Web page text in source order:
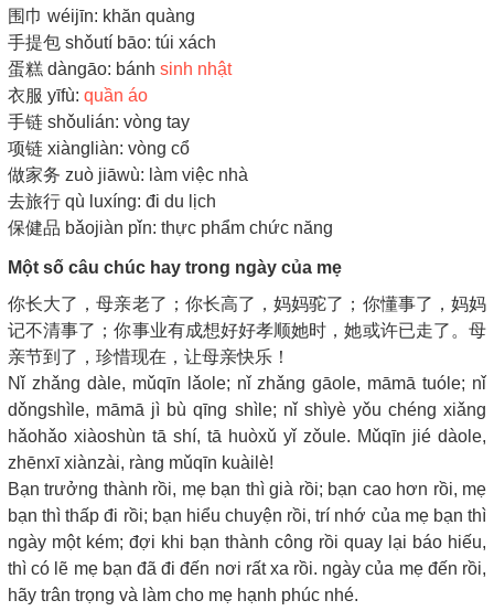
围巾 wéijīn: khăn quàng
手提包 shǒutí bāo: túi xách
蛋糕 dàngāo: bánh sinh nhật
衣服 yīfù: quần áo
手链 shǒulián: vòng tay
项链 xiàngliàn: vòng cổ
做家务 zuò jiāwù: làm việc nhà
去旅行 qù luxíng: đi du lịch
保健品 bǎojiàn pǐn: thực phẩm chức năng
Một số câu chúc hay trong ngày của mẹ
你长大了，母亲老了；你长高了，妈妈驼了；你懂事了，妈妈
记不清事了；你事业有成想好好孝顺她时，她或许已走了。母
亲节到了，珍惜现在，让母亲快乐！
Nǐ zhǎng dàle, mǔqīn lǎole; nǐ zhǎng gāole, māmā tuóle; nǐ
dǒngshìle, māmā jì bù qīng shìle; nǐ shìyè yǒu chéng xiǎng
hǎohǎo xiàoshùn tā shí, tā huòxǔ yǐ zǒule. Mǔqīn jié dàole,
zhēnxī xiànzài, ràng mǔqīn kuàilè!
Bạn trưởng thành rồi, mẹ bạn thì già rồi; bạn cao hơn rồi, mẹ
bạn thì thấp đi rồi; bạn hiểu chuyện rồi, trí nhớ của mẹ bạn thì
ngày một kém; đợi khi bạn thành công rồi quay lại báo hiếu,
thì có lẽ mẹ bạn đã đi đến nơi rất xa rồi. ngày của mẹ đến rồi,
hãy trân trọng và làm cho mẹ hạnh phúc nhé.